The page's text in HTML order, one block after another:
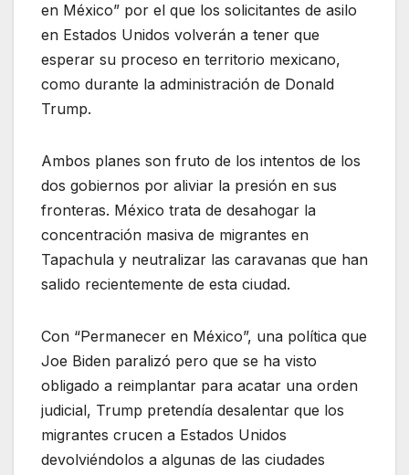
en México” por el que los solicitantes de asilo
en Estados Unidos volverán a tener que
esperar su proceso en territorio mexicano,
como durante la administración de Donald
Trump.
Ambos planes son fruto de los intentos de los
dos gobiernos por aliviar la presión en sus
fronteras. México trata de desahogar la
concentración masiva de migrantes en
Tapachula y neutralizar las caravanas que han
salido recientemente de esta ciudad.
Con “Permanecer en México”, una política que
Joe Biden paralizó pero que se ha visto
obligado a reimplantar para acatar una orden
judicial, Trump pretendía desalentar que los
migrantes crucen a Estados Unidos
devolviéndolos a algunas de las ciudades